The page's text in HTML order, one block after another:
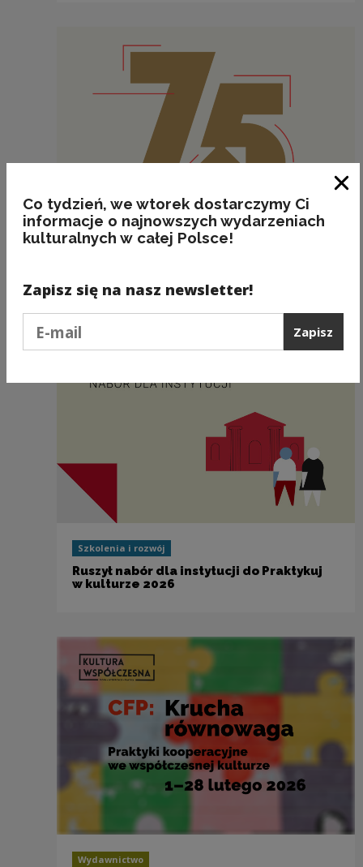
Aktualności
Szkolenia i rozwój
Ruszył nabór dla instytucji do Praktykuj
w kulturze 2026
Wydawnictwo
Co tydzień, we wtorek dostarczymy Ci
informacje o najnowszych wydarzeniach
kulturalnych w całej Polsce!
Zapisz się na nasz newsletter!
Zapisz